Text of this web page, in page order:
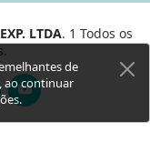
LTDA. 1 Todos os
de
ao continuar